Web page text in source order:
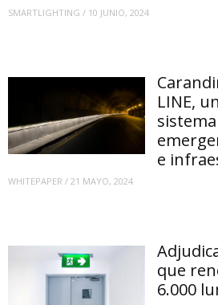
SMARTLIGHTING / 10 JUNIO, 2024
LINE,
e
WHITEPAPER / 21 MAYO, 2024
que
6.000